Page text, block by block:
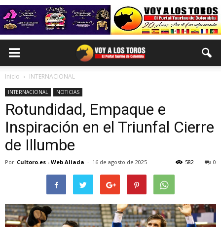
Inicio INTERNACIONAL
INTERNACIONAL NOTICIAS
Rotundidad, Empaque e
Inspiración en el Triunfal Cierre
de Illumbe
Por Cultoro.es - Web Aliada - 16 de agosto de 2025 0
582